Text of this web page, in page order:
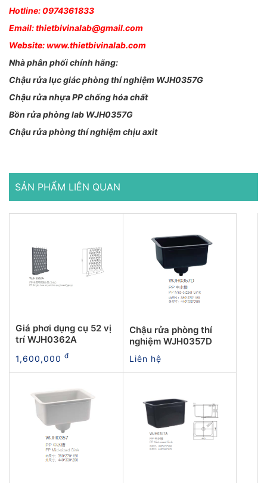
Hotline: 0974361833
Email: thietbivinalab@gmail.com
Website: www.thietbivinalab.com
Nhà phân phối chính hãng:
Chậu rửa lục giác phòng thí nghiệm WJH0357G
Chậu rửa nhựa PP chống hóa chất
Bồn rửa phòng lab WJH0357G
Chậu rửa phòng thí nghiệm chịu axit
SẢN PHẨM LIÊN QUAN
Giá phơi dụng cụ 52 vị
trí WJH0362A
1,600,000 đ
Chậu rửa phòng thí
nghiệm WJH0357D
Liên hệ